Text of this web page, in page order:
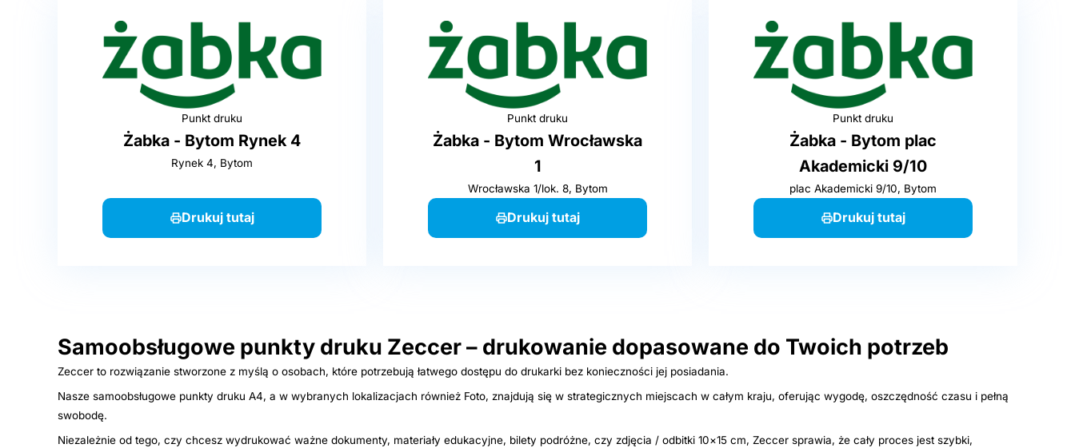
Punkt druku
Żabka - Bytom Rynek 4
Rynek 4, Bytom
Drukuj tutaj
Punkt druku
Żabka - Bytom Wrocławska
1
Wrocławska 1/lok. 8, Bytom
Drukuj tutaj
Punkt druku
Żabka - Bytom plac
Akademicki 9/10
plac Akademicki 9/10, Bytom
Drukuj tutaj
Samoobsługowe punkty druku Zeccer – drukowanie dopasowane do Twoich potrzeb
Zeccer to rozwiązanie stworzone z myślą o osobach, które potrzebują łatwego dostępu do drukarki bez konieczności jej posiadania.
Nasze samoobsługowe punkty druku A4, a w wybranych lokalizacjach również Foto, znajdują się w strategicznych miejscach w całym kraju, oferując wygodę, oszczędność czasu i pełną
swobodę.
Niezależnie od tego, czy chcesz wydrukować ważne dokumenty, materiały edukacyjne, bilety podróżne, czy zdjęcia / odbitki 10×15 cm, Zeccer sprawia, że cały proces jest szybki,